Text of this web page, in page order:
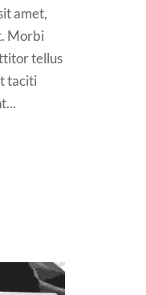
amet,
Morbi
tellus
taciti